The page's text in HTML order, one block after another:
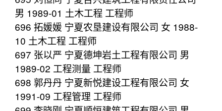
男 1989-01 土木工程 工程师
696 拓媛媛 宁夏农垦建设有限公司 女 1988-
10 土木工程 工程师
697 张以严 宁夏德坤岩土工程有限公司 男
1989-02 工程测量 工程师
698 郭丹丹 宁夏新悦建设工程有限公司 女
1991-09 工程管理 工程师